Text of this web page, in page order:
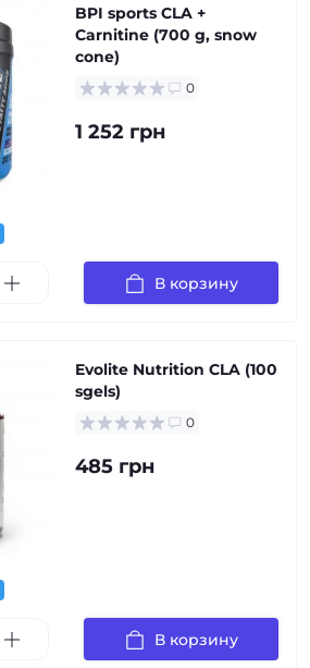
BPI sports CLA +
Carnitine (700 g, snow
cone)
0
1 252 грн
В корзину
Evolite Nutrition CLA (100
sgels)
0
485 грн
В корзину